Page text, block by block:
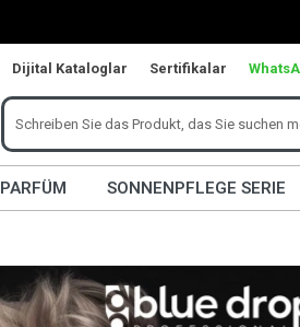
Dijital Kataloglar Sertifikalar
PARFÜM SONNENPFLEGE SERIE